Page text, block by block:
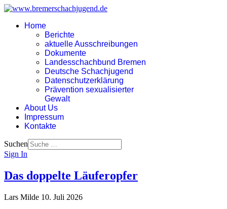
Home
Berichte
aktuelle Ausschreibungen
Dokumente
Landesschachbund Bremen
Deutsche Schachjugend
Datenschutzerklärung
Prävention sexualisierter
Gewalt
About Us
Impressum
Kontakte
Suchen
Sign In
Das doppelte Läuferopfer
Lars Milde 10. Juli 2026